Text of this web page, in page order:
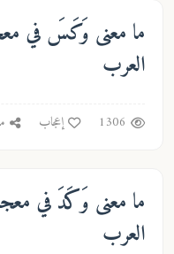
ما معنى وَكَسَفي
العرب
1306 إعجاب
ما معنى وَكَدَفي
العرب